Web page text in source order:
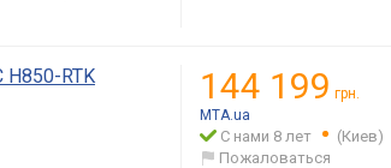
H850-RTK
144 199 грн.
MTA.ua
С нами 8 лет
(Киев)
Пожаловаться